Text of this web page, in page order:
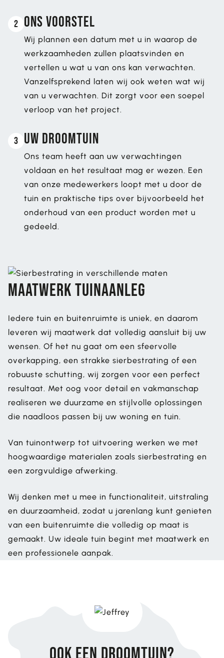
2 Ons voorstel
Wij plannen een datum met u in waarop de
werkzaamheden zullen plaatsvinden en
vertellen u wat u van ons kan verwachten.
Vanzelfsprekend laten wij ook weten wat wij
van u verwachten. Dit zorgt voor een soepel
verloop van het project.
3 Uw droomtuin
Ons team heeft aan uw verwachtingen
voldaan en het resultaat mag er wezen. Een
van onze medewerkers loopt met u door de
tuin en praktische tips over bijvoorbeeld het
onderhoud van een product worden met u
gedeeld.
Maatwerk tuinaanleg
Iedere tuin en buitenruimte is uniek, en daarom
leveren wij maatwerk dat volledig aansluit bij uw
wensen. Of het nu gaat om een sfeervolle
overkapping, een strakke sierbestrating of een
robuuste schutting, wij zorgen voor een perfect
resultaat. Met oog voor detail en vakmanschap
realiseren we duurzame en stijlvolle oplossingen
die naadloos passen bij uw woning en tuin.
Van tuinontwerp tot uitvoering werken we met
hoogwaardige materialen zoals sierbestrating en
een zorgvuldige afwerking.
Wij denken met u mee in functionaliteit, uitstraling
en duurzaamheid, zodat u jarenlang kunt genieten
van een buitenruimte die volledig op maat is
gemaakt. Uw ideale tuin begint met maatwerk en
een professionele aanpak.